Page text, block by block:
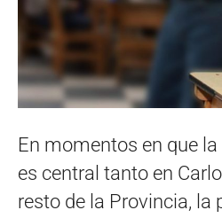
En momentos en que
es central tanto en
resto de la Provincia, la